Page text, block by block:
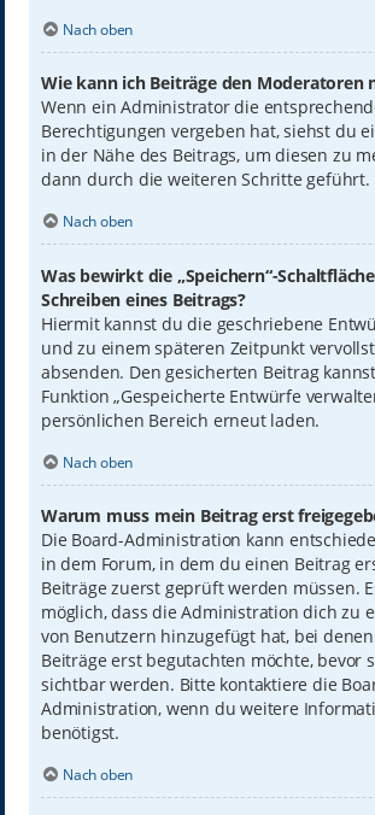
Nach oben
Wie kann ich Beiträge den Moderatoren
Wenn ein Administrator die
Berechtigungen vergeben hat, siehst du
in der Nähe des Beitrags, um diesen zu
dann durch die weiteren Schritte geführt.
Nach oben
Was bewirkt die „Speichern“-
Schreiben eines Beitrags?
Hiermit kannst du die geschriebene
und zu einem späteren Zeitpunkt
absenden. Den gesicherten Beitrag
Funktion „Gespeicherte Entwürfe
persönlichen Bereich erneut laden.
Nach oben
Warum muss mein Beitrag erst
Die Board-Administration kann
in dem Forum, in dem du einen Beitrag
Beiträge zuerst geprüft werden müssen.
möglich, dass die Administration dich zu
von Benutzern hinzugefügt hat, bei
Beiträge erst begutachten möchte, bevor
sichtbar werden. Bitte kontaktiere die
Administration, wenn du weitere
benötigst.
Nach oben